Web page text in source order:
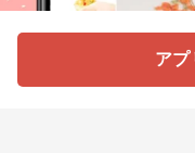
アプ